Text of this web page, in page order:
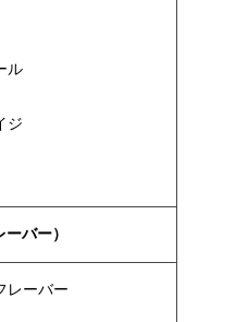
ル
ジ
バー）
レーバー